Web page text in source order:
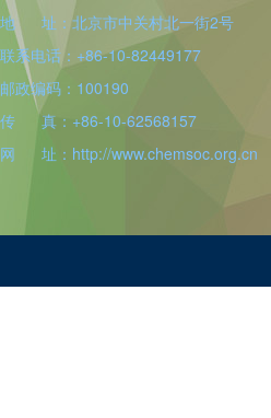
地 址：北京市中关村北一街2号
联系电话：+86-10-82449177
邮政编码：100190
传 真：+86-10-62568157
网 址：http://www.chemsoc.org.cn